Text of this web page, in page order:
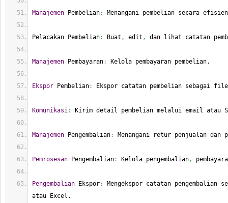
Manajemen Pembelian: Menangani pembelian secara efisien
Pelacakan Pembelian: Buat , edit , dan lihat catatan
Manajemen Pembayaran: Kelola pembayaran pembelian.
Ekspor Pembelian: Ekspor catatan pembelian sebagai
Komunikasi: Kirim detail pembelian melalui email atau
Manajemen Pengembalian: Menangani retur penjualan dan
Pemrosesan Pengembalian: Kelola pengembalian,
Pengembalian Ekspor:
Mengekspor catatan pengembalian
atau Excel.